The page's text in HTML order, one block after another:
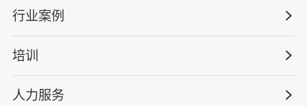
痛点。例如，在某大型化工企业，通过平台实现了作业
风险智能分级、隐患闭环管理效率提升 60%，重大风险
系统，实现了新员工安全培训覆盖率 100%，作业违规
率下降 30%。不仅为企业提供一套安全管理工具，更致
力于成为企业安全管理数字化转型的 “战略伙伴”，以技
安全战略咨询
管理体系建设
安全技能提升
工程安全服务
量化安全云
智慧化系统
智能终端
行业案例
政府安全监管
工程建设/地产物业
培训
版权安全课程
人力服务